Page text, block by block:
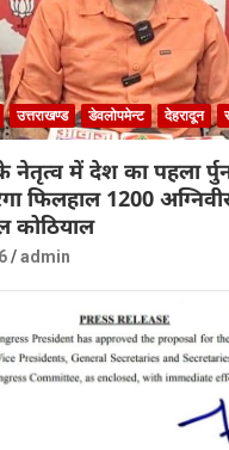
उत्तराखण्ड डेवलोपमेन्ट देहरादून
नेतृत्व में देश का पहला
फिलहाल 1200
कोठियाल
admin